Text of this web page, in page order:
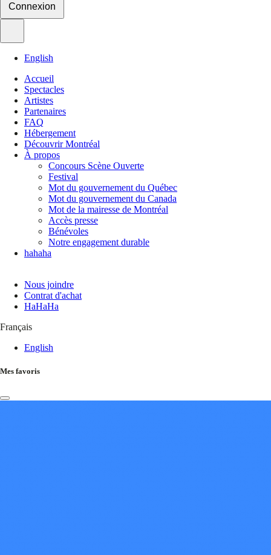
Connexion
English
Accueil
Spectacles
Artistes
Partenaires
FAQ
Hébergement
Découvrir Montréal
À propos
Concours Scène Ouverte
Festival
Mot du gouvernement du Québec
Mot du gouvernement du Canada
Mot de la mairesse de Montréal
Accès presse
Bénévoles
Notre engagement durable
hahaha
Nous joindre
Contrat d'achat
HaHaHa
Français
English
Mes favoris